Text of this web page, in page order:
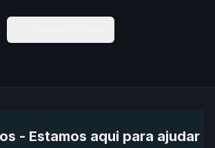
- Estamos aqui para ajudar